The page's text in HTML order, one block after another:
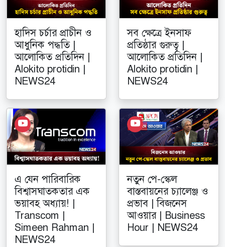
হাদিস চর্চার প্রাচীন ও
আধুনিক পদ্ধতি |
আলোকিত প্রতিদিন |
Alokito protidin |
NEWS24
সব ক্ষেত্রে ইনসাফ
প্রতিষ্ঠার গুরুত্ব |
আলোকিত প্রতিদিন |
Alokito protidin |
NEWS24
এ যেন পারিবারিক
বিশ্বাসঘাতকতার এক
ভয়াবহ অধ্যায়! |
Transcom |
Simeen Rahman |
NEWS24
নতুন পে-স্কেল
বাস্তবায়নের চ্যালেঞ্জ ও
প্রভাব | বিজনেস
আওয়ার | Business
Hour | NEWS24